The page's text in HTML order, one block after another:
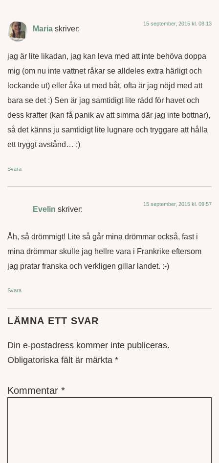
Maria skriver:
15 september, 2015 kl. 08:13
jag är lite likadan, jag kan leva med att inte behöva doppa
mig (om nu inte vattnet råkar se alldeles extra härligt och
lockande ut) eller åka ut med båt, ofta är jag nöjd med att
bara se det :) Sen är jag samtidigt lite rädd för havet och
dess krafter (kan få panik av att simma där jag inte bottnar),
så det känns ju samtidigt lite lugnare och tryggare att hålla
ett tryggt avstånd… ;)
Svara
Evelin skriver:
15 september, 2015 kl. 09:57
Åh, så drömmigt! Lite så går mina drömmar också, fast i
mina drömmar skulle jag hellre vara i Frankrike eftersom
jag pratar franska och verkligen gillar landet. :-)
Svara
LÄMNA ETT SVAR
Din e-postadress kommer inte publiceras.
Obligatoriska fält är märkta *
Kommentar *